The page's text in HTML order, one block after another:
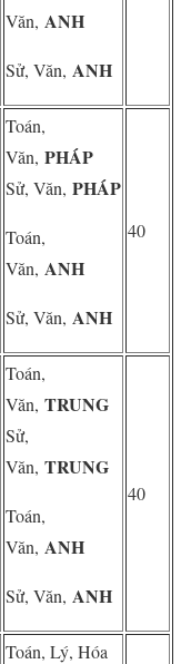
Văn, ANH
Sử, Văn, ANH
Toán,
Văn, PHÁP
Sử, Văn, PHÁP
Toán,
Văn, ANH
Sử, Văn, ANH
40
Toán,
Văn, TRUNG
Sử,
Văn, TRUNG
Toán,
Văn, ANH
Sử, Văn, ANH
40
Toán, Lý, Hóa